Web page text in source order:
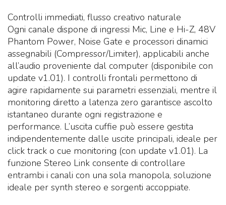
Controlli immediati, flusso creativo naturale
Ogni canale dispone di ingressi Mic, Line e Hi-Z, 48V
Phantom Power, Noise Gate e processori dinamici
assegnabili (Compressor/Limiter), applicabili anche
all’audio proveniente dal computer (disponibile con
update v1.01). I controlli frontali permettono di
agire rapidamente sui parametri essenziali, mentre il
monitoring diretto a latenza zero garantisce ascolto
istantaneo durante ogni registrazione e
performance. L’uscita cuffie può essere gestita
indipendentemente dalle uscite principali, ideale per
click track o cue monitoring (con update v1.01). La
funzione Stereo Link consente di controllare
entrambi i canali con una sola manopola, soluzione
ideale per synth stereo e sorgenti accoppiate.